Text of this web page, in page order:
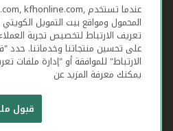
بيت التمويل الكويتي جميع
المحمول ومواقع بيت التمويل
تعريف الارتباط لتخصيص تجربة
على تحسين منتجاتنا وخدماتنا. حدد
الارتباط" للموافقة أو "إدارة ملفات
يمكنك معرفة المزيد عن
قبول